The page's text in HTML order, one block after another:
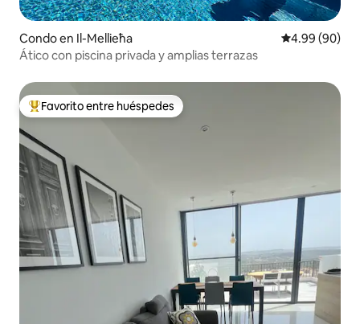
Condo en Il-Mellieħa Calificación
4.99 (90)
Ático con piscina privada y amplias terrazas
Favorito entre huéspedes preferido
Favorito entre huéspedes